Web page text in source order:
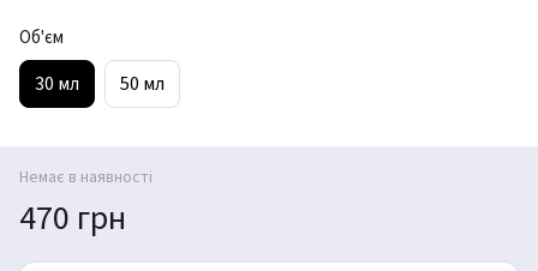
Об'єм
30 мл 50 мл
Немає в наявності
470 грн